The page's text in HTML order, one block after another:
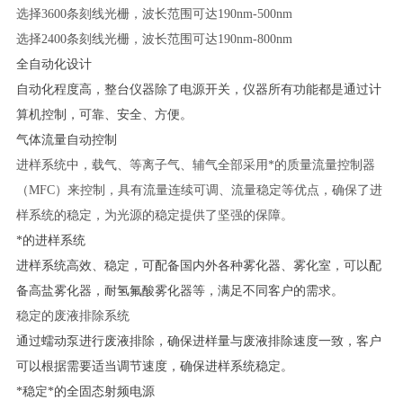
选择3600条刻线光栅，波长范围可达190nm-500nm
选择2400条刻线光栅，波长范围可达190nm-800nm
全自动化设计
自动化程度高，整台仪器除了电源开关，仪器所有功能都是通过计
算机控制，可靠、安全、方便。
气体流量自动控制
进样系统中，载气、等离子气、辅气全部采用*的质量流量控制器
（MFC）来控制，具有流量连续可调、流量稳定等优点，确保了进
样系统的稳定，为光源的稳定提供了坚强的保障。
*的进样系统
进样系统高效、稳定，可配备国内外各种雾化器、雾化室，可以配
备高盐雾化器，耐氢氟酸雾化器等，满足不同客户的需求。
稳定的废液排除系统
通过蠕动泵进行废液排除，确保进样量与废液排除速度一致，客户
可以根据需要适当调节速度，确保进样系统稳定。
*稳定*的全固态射频电源